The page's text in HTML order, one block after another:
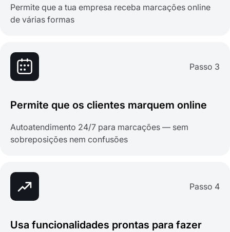
Permite que a tua empresa receba marcações online
de várias formas
Passo 3
Permite que os clientes marquem online
Autoatendimento 24/7 para marcações — sem
sobreposições nem confusões
Passo 4
Usa funcionalidades prontas para fazer